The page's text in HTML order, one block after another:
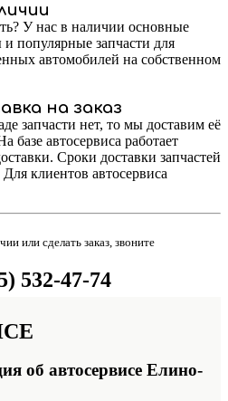
У нас в наличии основные
популярные запчасти для
автомобилей на собственном
на заказ
запчасти нет, то мы доставим её
базе автосервиса работает
Сроки доставки запчастей
Для клиентов автосервиса
или сделать заказ, звоните
532-47-74
об автосервисе Елино-